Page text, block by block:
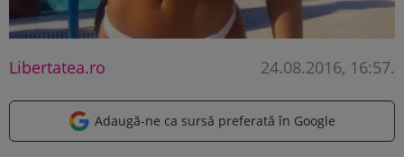
Libertatea.ro 24.08.2016, 16:57.
Adaugă-ne ca sursă preferată în Google